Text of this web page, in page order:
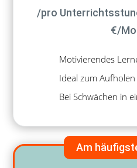
/pro
€/
Motivierendes
Ideal zum
Bei Schwächen in
Am